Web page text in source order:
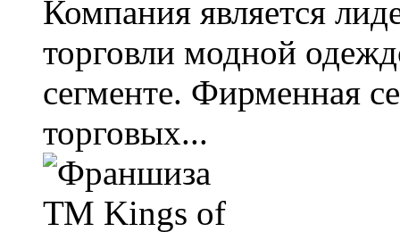
Компания является
торговли модной
сегменте. Фирменная
торговых...